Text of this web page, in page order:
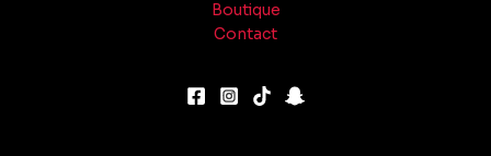
Boutique
Contact